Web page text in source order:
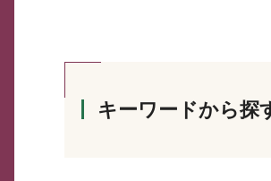
キーワードから探